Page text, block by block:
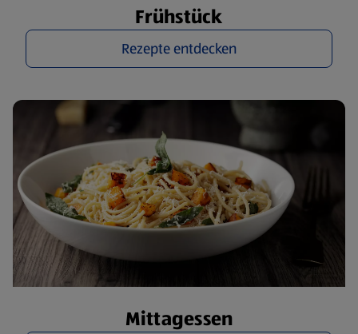
Frühstück
Rezepte entdecken
Mittagessen